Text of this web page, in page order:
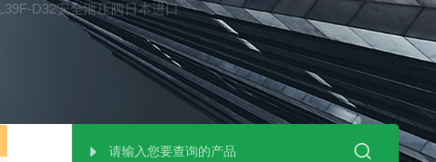
D32安全泄压阀日本进口